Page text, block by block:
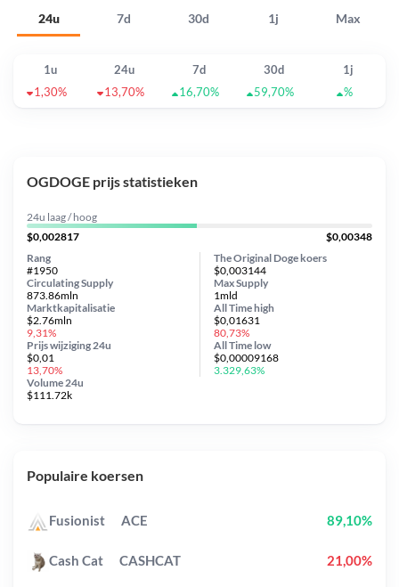
24u 7d 30d 1j Max
1u 24u 7d 30d
1j
1,30%
13,70% 16,70% 59,70% %
OGDOGE prijs statistieken
24u laag / hoog
$0,002817
$0,00348
The Original Doge koers
$0,003144
Circulating Supply
873.86mln
Prijs wijziging 24u
$0,01
13,70%
Max Supply
1mld
Marktkapitalisatie
$2.76mln
9,31%
Volume 24u
$111.72k
Rang
#1950
All Timehigh
$0,01631
80,73%
All Time low
$0,00009168
3.329,63%
Populaire koersen
Fusionist ACE 89,10%
Cash Cat CASHCAT 21,00%